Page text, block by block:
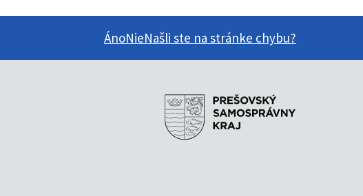
ÁnoNieNašli ste na stránke chybu?